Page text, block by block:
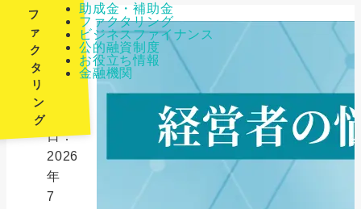
助成金・補助金
ファクタリング
ビジネスファイナンス
公的融資制度
お役立ち情報
金融機関
フ
ァ
ク
タ
リ
ン
グ
日：
2026
年
7